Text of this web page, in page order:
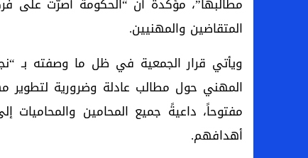
المتقاضين والمهنيين.
ويأتي قرار الجمعية في ظل ما وصفته بـ
المهني حول مطالب عادلة وضرورية لتطوير
مفتوحاً، داعيةً جميع المحامين
أهدافهم.